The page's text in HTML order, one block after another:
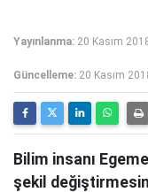
Yayınlanma: 20 Kasım
Güncelleme: 20 Kasım
Bilim insanı
şekil